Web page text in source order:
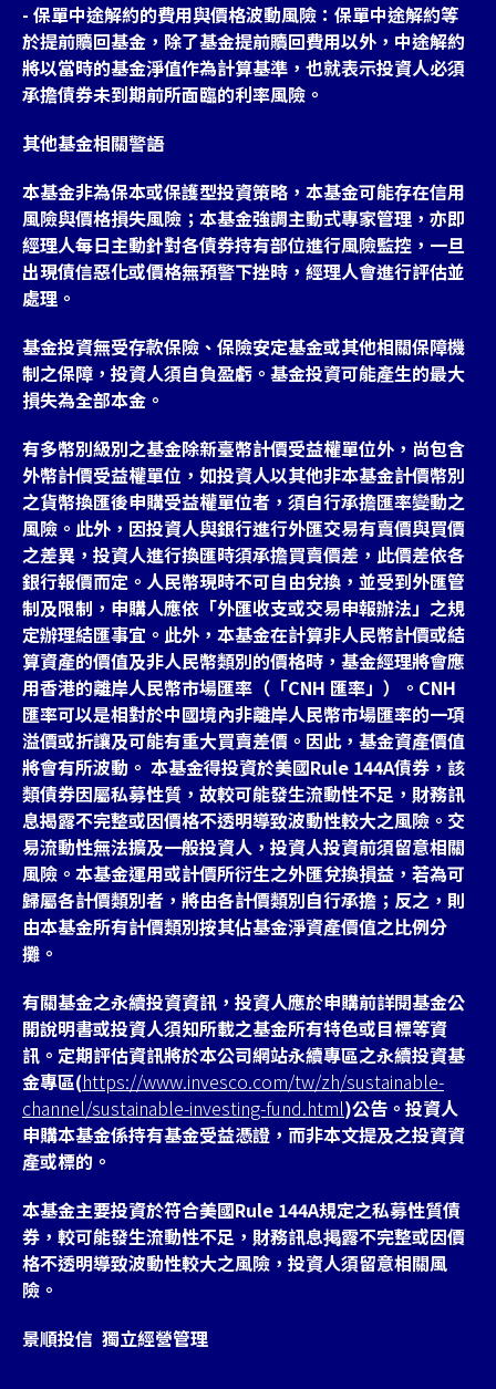
- 保單中途解約的費用與價格波動風險：保單中途解約等
於提前贖回基金，除了基金提前贖回費用以外，中途解約
將以當時的基金淨值作為計算基準，也就表示投資人必須
承擔債券未到期前所面臨的利率風險。
其他基金相關警語
本基金非為保本或保護型投資策略，本基金可能存在信用
風險與價格損失風險；本基金強調主動式專家管理，亦即
經理人每日主動針對各債券持有部位進行風險監控，一旦
出現債信惡化或價格無預警下挫時，經理人會進行評估並
處理。
基金投資無受存款保險、保險安定基金或其他相關保障機
制之保障，投資人須自負盈虧。基金投資可能產生的最大
損失為全部本金。
有多幣別級別之基金除新臺幣計價受益權單位外，尚包含
外幣計價受益權單位，如投資人以其他非本基金計價幣別
之貨幣換匯後申購受益權單位者，須自行承擔匯率變動之
風險。此外，因投資人與銀行進行外匯交易有賣價與買價
之差異，投資人進行換匯時須承擔買賣價差，此價差依各
銀行報價而定。人民幣現時不可自由兌換，並受到外匯管
制及限制，申購人應依「外匯收支或交易申報辦法」之規
定辦理結匯事宜。此外，本基金在計算非人民幣計價或結
算資產的價值及非人民幣類別的價格時，基金經理將會應
用香港的離岸人民幣市場匯率（「CNH 匯率」）。CNH
匯率可以是相對於中國境內非離岸人民幣市場匯率的一項
溢價或折讓及可能有重大買賣差價。因此，基金資產價值
將會有所波動。 本基金得投資於美國Rule 144A債券，該
類債券因屬私募性質，故較可能發生流動性不足，財務訊
息揭露不完整或因價格不透明導致波動性較大之風險。交
易流動性無法擴及一般投資人，投資人投資前須留意相關
風險。本基金運用或計價所衍生之外匯兌換損益，若為可
歸屬各計價類別者，將由各計價類別自行承擔；反之，則
由本基金所有計價類別按其佔基金淨資產價值之比例分
攤。
有關基金之永續投資資訊，投資人應於申購前詳閱基金公
開說明書或投資人須知所載之基金所有特色或目標等資
訊。定期評估資訊將於本公司網站永續專區之永續投資基
金專區(https://www.invesco.com/tw/zh/sustainable-
channel/sustainable-investing-fund.html)公告。投資人
申購本基金係持有基金受益憑證，而非本文提及之投資資
產或標的。
本基金主要投資於符合美國Rule 144A規定之私募性質債
券，較可能發生流動性不足，財務訊息掲露不完整或因價
格不透明導致波動性較大之風險，投資人須留意相關風
險。
景順投信 獨立經營管理